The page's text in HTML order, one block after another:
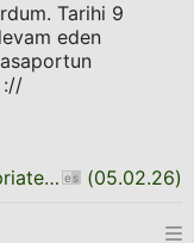
Tarihi 9
eden
://
put it in your appropriate place (05.02.26)